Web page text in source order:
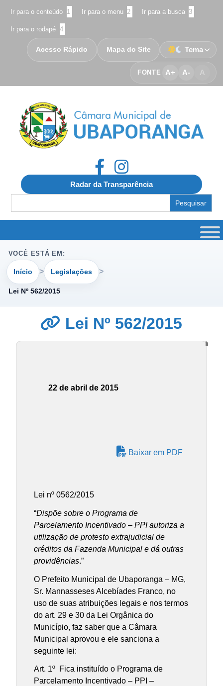
Ir para o conteúdo 1 Ir para o menu 2 Ir para a busca 3
Ir para o rodapé 4
FONTE A+ A- A
Acesso Rápido Mapa do Site Tema
Radar da Transparência
for:
VOCÊ ESTÁ EM:
Início Legislações
Lei Nº 562/2015
Lei Nº 562/2015
22 de abril de 2015
Baixar em PDF
Lei nº 0562/2015
“Dispõe sobre o Programa de
Parcelamento Incentivado – PPI autoriza a
utilização de protesto extrajudicial de
créditos da Fazenda Municipal e dá outras
providências.”
O Prefeito Municipal de Ubaporanga – MG,
Sr. Mannasseses Alcebíades Franco, no
uso de suas atribuições legais e nos termos
do art. 29 e 30 da Lei Orgânica do
Município, faz saber que a Câmara
Municipal aprovou e ele sanciona a
seguinte lei:
Art. 1º Fica instituído o Programa de
Parcelamento Incentivado – PPI –